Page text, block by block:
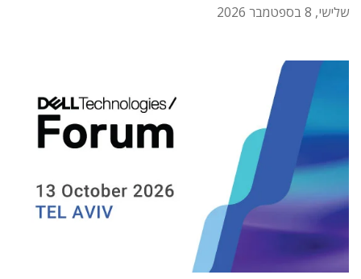
שלישי, 8 בספטמבר 2026